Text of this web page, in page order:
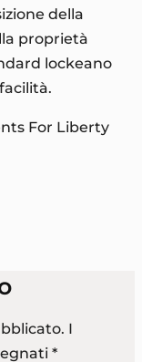
della
proprietà
lockeano
For Liberty
I
*